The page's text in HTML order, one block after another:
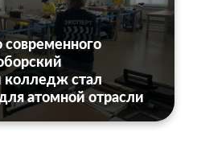
колледж стал
атомной отрасли